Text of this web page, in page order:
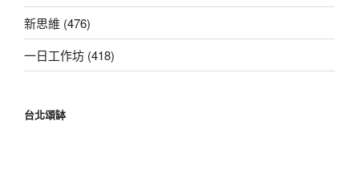
新思維 (476)
一日工作坊 (418)
台北頌缽